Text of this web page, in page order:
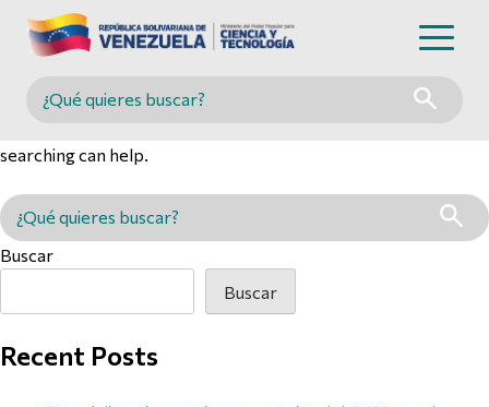
Buscar en MINCYT
searching can help.
Buscar en MINCYT
Buscar
Buscar
Recent Posts